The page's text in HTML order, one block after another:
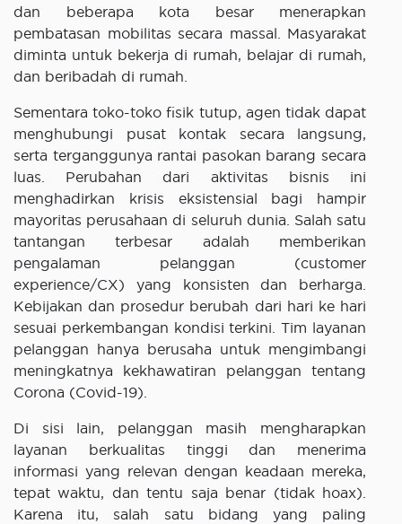
dan beberapa kota besar menerapkan
pembatasan mobilitas secara massal. Masyarakat
diminta untuk bekerja di rumah, belajar di rumah,
dan beribadah di rumah.
Sementara toko-toko fisik tutup, agen tidak dapat
menghubungi pusat kontak secara langsung,
serta terganggunya rantai pasokan barang secara
luas. Perubahan dari aktivitas bisnis ini
menghadirkan krisis eksistensial bagi hampir
mayoritas perusahaan di seluruh dunia. Salah satu
tantangan terbesar adalah memberikan
pengalaman pelanggan (customer
experience/CX) yang konsisten dan berharga.
Kebijakan dan prosedur berubah dari hari ke hari
sesuai perkembangan kondisi terkini. Tim layanan
pelanggan hanya berusaha untuk mengimbangi
meningkatnya kekhawatiran pelanggan tentang
Corona (Covid-19).
Di sisi lain, pelanggan masih mengharapkan
layanan berkualitas tinggi dan menerima
informasi yang relevan dengan keadaan mereka,
tepat waktu, dan tentu saja benar (tidak hoax).
Karena itu, salah satu bidang yang paling